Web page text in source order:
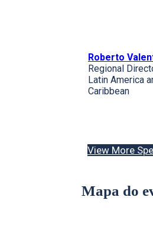
Roberto
Regional
Latin America
Caribbean
View More
Mapa do